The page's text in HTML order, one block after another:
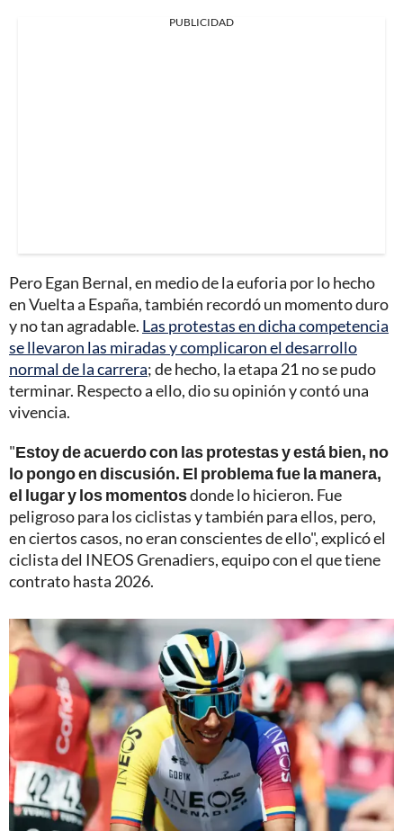
PUBLICIDAD
Pero Egan Bernal, en medio de la euforia por lo hecho
en Vuelta a España, también recordó un momento duro
y no tan agradable. Las protestas en dicha competencia
se llevaron las miradas y complicaron el desarrollo
normal de la carrera; de hecho, la etapa 21 no se pudo
terminar. Respecto a ello, dio su opinión y contó una
vivencia.
"Estoy de acuerdo con las protestas y está bien, no
lo pongo en discusión. El problema fue la manera,
el lugar y los momentosdonde lo hicieron. Fue
peligroso para los ciclistas y también para ellos, pero,
en ciertos casos, no eran conscientes de ello", explicó el
ciclista del INEOS Grenadiers, equipo con el que tiene
contrato hasta 2026.